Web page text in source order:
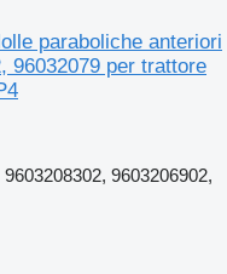
paraboliche anteriori
96032079 per trattore
9603206902,